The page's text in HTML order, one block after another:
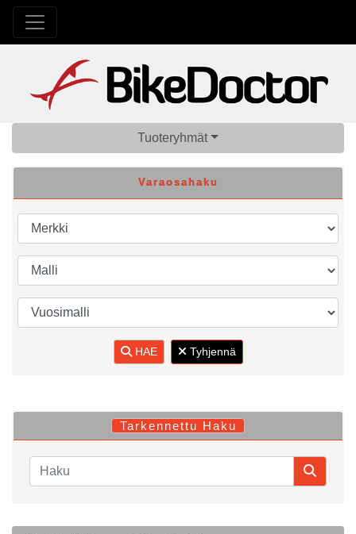
Tuoteryhmät
Varaosahaku
HAE Tyhjennä
Tarkennettu Haku